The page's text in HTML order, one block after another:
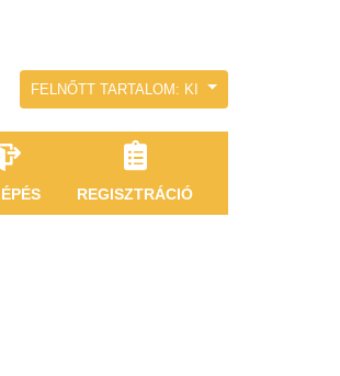
FELNŐTT TARTALOM: KI
REGISZTRÁCIÓ